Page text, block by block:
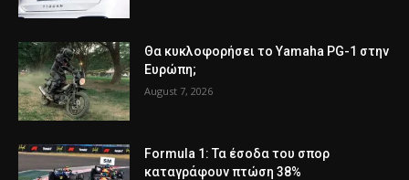
Θα κυκλοφορήσει το Yamaha PG-1 στην
Ευρώπη;
August 7, 2026
Formula 1: Τα έσοδα του σπορ
καταγράφουν πτώση 38%